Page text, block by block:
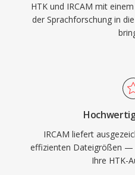
HTK und IRCAM mit
der Sprachforschung in
IRCAM liefert
effizienten Dateigrößen —
Ihre HTK-